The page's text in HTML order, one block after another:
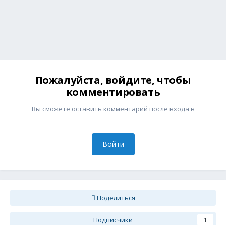
Пожалуйста, войдите, чтобы
комментировать
Вы сможете оставить комментарий после входа в
Войти
Поделиться
Подписчики 1